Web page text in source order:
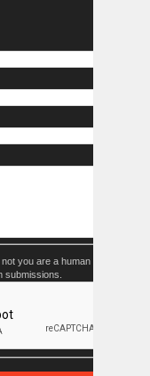
you are a human
submissions.